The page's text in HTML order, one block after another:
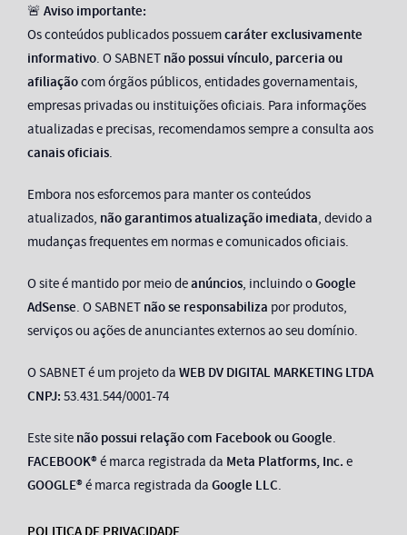
🚨 Aviso importante:
Os conteúdos publicados possuemcaráter exclusivamente
informativo. O SABNET não possui vínculo, parceria ou
afiliaçãocom órgãos públicos, entidades governamentais,
empresas privadas ou instituições oficiais. Para informações
atualizadas e precisas, recomendamos sempre a consulta aos
canais oficiais.
Embora nos esforcemos para manter os conteúdos
atualizados, não garantimos atualização imediata, devido a
mudanças frequentes em normas e comunicados oficiais.
O site é mantido por meio deanúncios, incluindo oGoogle
AdSense. O SABNET não se responsabiliza por produtos,
serviços ou ações de anunciantes externos ao seu domínio.
O SABNET é um projeto da WEB DV DIGITAL MARKETING LTDA
CNPJ: 53.431.544/0001-74
Este site não possui relação com Facebook ou Google.
FACEBOOK®é marca registrada da Meta Platforms, Inc. e
GOOGLE®é marca registrada da Google LLC.